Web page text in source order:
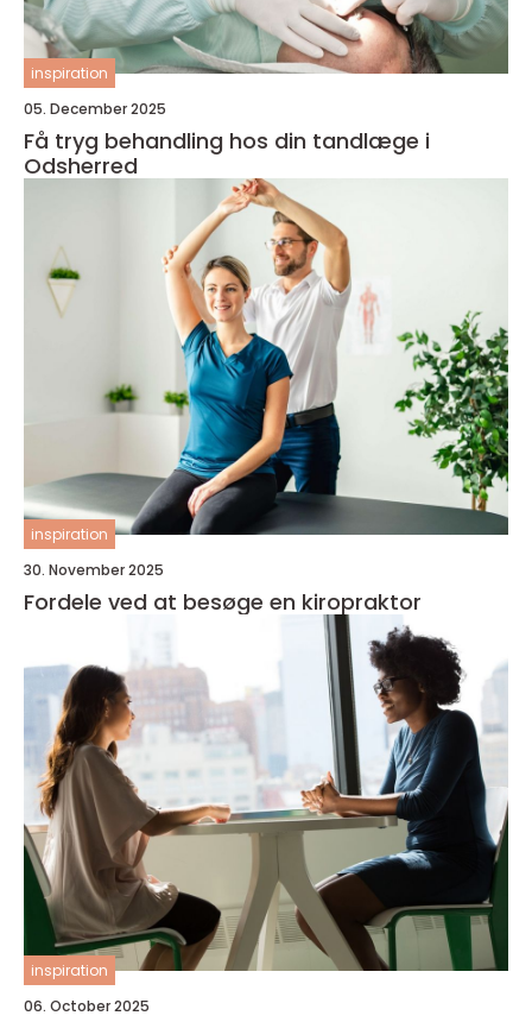
inspiration
05. December 2025
Få tryg behandling hos din tandlæge i
Odsherred
inspiration
30. November 2025
Fordele ved at besøge en kiropraktor
inspiration
06. October 2025